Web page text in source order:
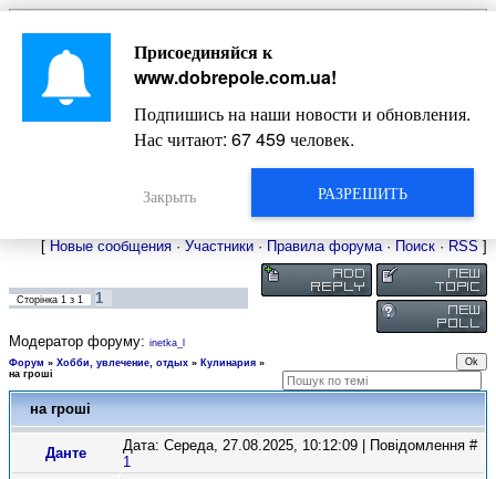
Главная
Новости
Довідкова
Фото
Оголошення
Видео
Жизнь Добропольского края
[ Новые сообщения · Участники · Правила форума· Поиск · RSS ]
Сторінка 1 з 1 1
Модератор форуму: inetka_l
Форум » Хобби, увлечение, отдых » Кулинария »
на гроші
на гроші
Данте
Дата: Середа, 27.08.2025, 10:12:09 | Повідомлення #
1
Присоединяйся к
www.dobrepole.com.ua!
Подпишись на наши новости и обновления.
Нас читают: 67 459человек.
РАЗРЕШИТЬ
Закрыть